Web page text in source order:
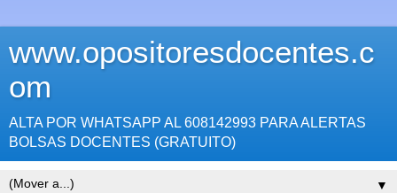
www.opositoresdocentes.c
om
ALTA POR WHATSAPP AL 608142993 PARA ALERTAS
BOLSAS DOCENTES (GRATUITO)
▼